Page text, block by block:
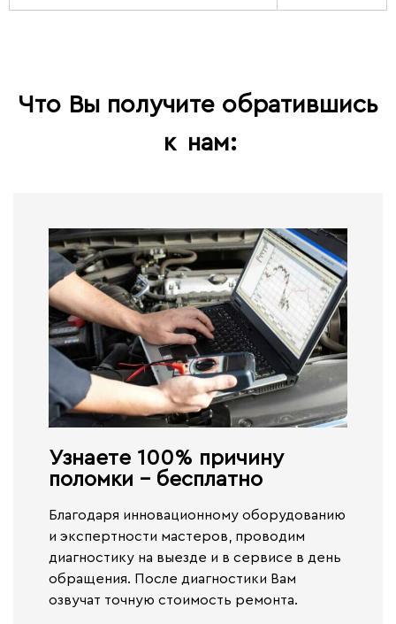
Что Вы получите обратившись
к нам:
Узнаете 100% причину
поломки - бесплатно​
Благодаря инновационному оборудованию
и экспертности мастеров, проводим
диагностику на выезде и в сервисе в день
обращения. После диагностики Вам
озвучат точную стоимость ремонта.